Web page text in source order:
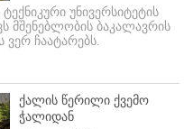
უნივერსიტეტის
მშენებლობის ბაკალავრის
ვერ ჩაატარებს.
ქალის წერილი ქვემო
ჭალიდან